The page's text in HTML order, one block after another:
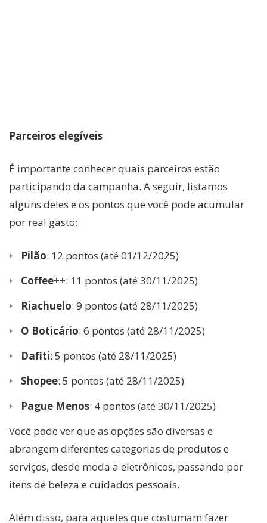
Parceiros elegíveis
É importante conhecer quais parceiros estão
participando da campanha. A seguir, listamos
alguns deles e os pontos que você pode acumular
por real gasto:
Pilão: 12 pontos (até 01/12/2025)
Coffee++: 11 pontos (até 30/11/2025)
Riachuelo: 9 pontos (até 28/11/2025)
O Boticário: 6 pontos (até 28/11/2025)
Dafiti: 5 pontos (até 28/11/2025)
Shopee: 5 pontos (até 28/11/2025)
Pague Menos: 4 pontos (até 30/11/2025)
Você pode ver que as opções são diversas e
abrangem diferentes categorias de produtos e
serviços, desde moda a eletrônicos, passando por
itens de beleza e cuidados pessoais.
Além disso, para aqueles que costumam fazer